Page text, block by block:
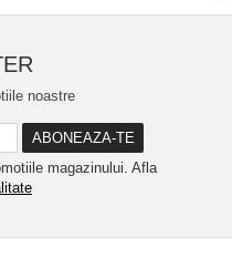
noastre
magazinului. Afla